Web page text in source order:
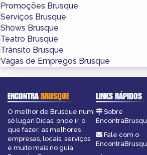
Promoções Brusque
Serviços Brusque
Shows Brusque
Teatro Brusque
Trânsito Brusque
Vagas de Empregos Brusque
ENCONTRABRUSQUE
O melhor de Brusque num
só lugar! Dicas, onde ir, o
que fazer, as melhores
empresas, locais, serviços
e muito mais no guia
LINKS RÁPIDOS
Sobre
Fale com o